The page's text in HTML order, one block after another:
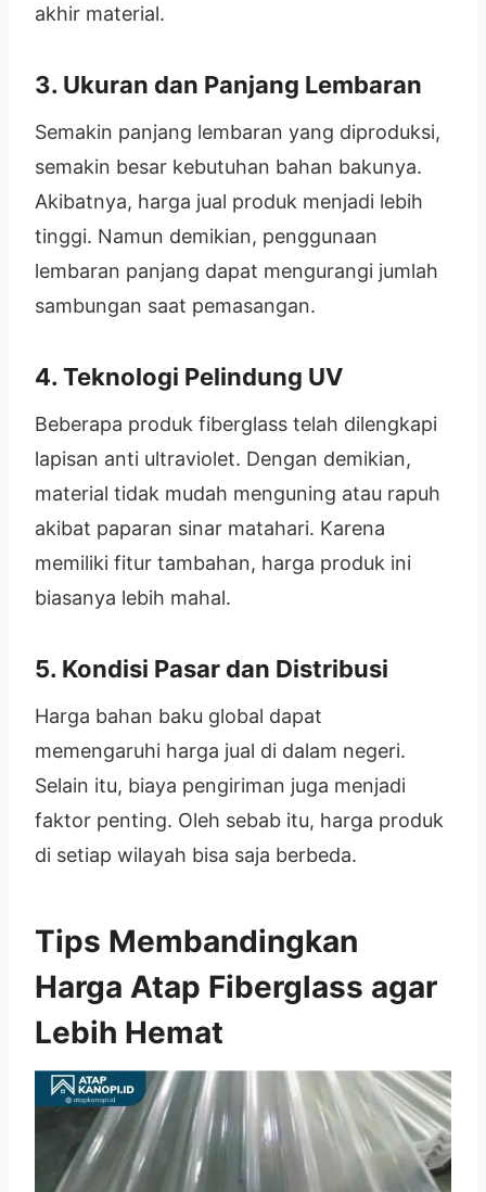
akhir material.
3. Ukuran dan Panjang Lembaran
Semakin panjang lembaran yang diproduksi,
semakin besar kebutuhan bahan bakunya.
Akibatnya, harga jual produk menjadi lebih
tinggi. Namun demikian, penggunaan
lembaran panjang dapat mengurangi jumlah
sambungan saat pemasangan.
4. Teknologi Pelindung UV
Beberapa produk fiberglass telah dilengkapi
lapisan anti ultraviolet. Dengan demikian,
material tidak mudah menguning atau rapuh
akibat paparan sinar matahari. Karena
memiliki fitur tambahan, harga produk ini
biasanya lebih mahal.
5. Kondisi Pasar dan Distribusi
Harga bahan baku global dapat
memengaruhi harga jual di dalam negeri.
Selain itu, biaya pengiriman juga menjadi
faktor penting. Oleh sebab itu, harga produk
di setiap wilayah bisa saja berbeda.
Tips Membandingkan
Harga Atap Fiberglass agar
Lebih Hemat